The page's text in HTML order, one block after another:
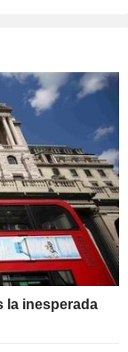
la inesperada